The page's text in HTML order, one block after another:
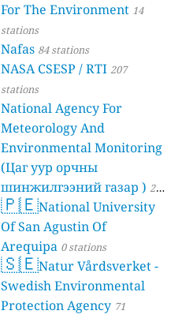
For The Environment 14
stations
Nafas 84 stations
NASA CSESP / RTI 207
stations
National Agency For
Meteorology And
Environmental Monitoring
(Цаг уур орчны
шинжилгээний газар ) 21
stations
🇵🇪National University
Of San Agustin Of
Arequipa 0 stations
🇸🇪Natur Vårdsverket -
Swedish Environmental
Protection Agency 71